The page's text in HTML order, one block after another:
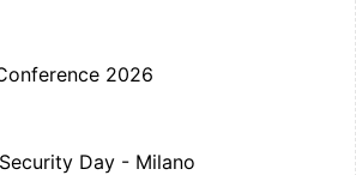
2026
Day - Milano